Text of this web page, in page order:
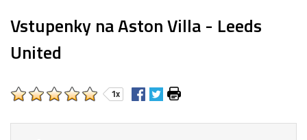
Vstupenky na Aston Villa - Leeds
United
1x